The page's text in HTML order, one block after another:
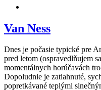
Van Ness
Dnes je počasie typické pre
pred letom (ospravedlňujem
momentálnych horúčavách
Dopoludnie je zatiahnuté,
popretkávané teplými